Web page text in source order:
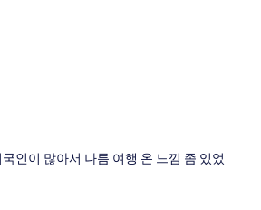
인이 많아서 나름 여행 온 느낌 좀 있었